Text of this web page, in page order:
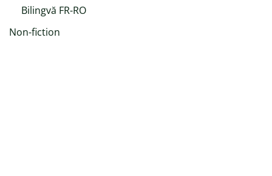
Bilingvă FR-RO
Non-fiction